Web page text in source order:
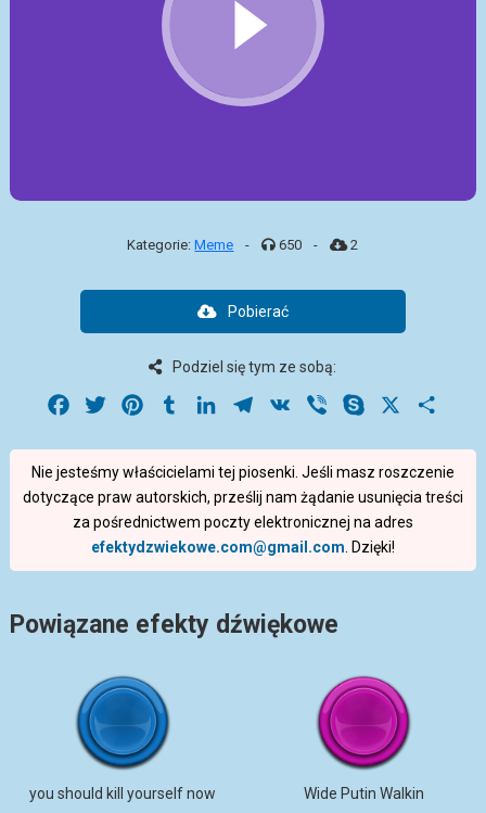
Kategorie:Meme - 650 - 2
Pobierać
Podziel się tym ze sobą:
Facebook
Twitter PinterestTumblrLinkedInTelegram
VK Viber Skype
Nie jesteśmy właścicielami tej piosenki. Jeśli masz roszczenie
dotyczące praw autorskich, prześlij nam żądanie usunięcia treści
za pośrednictwem poczty elektronicznej na adres
efektydzwiekowe.com@gmail.com . Dzięki!
Powiązane efekty dźwiękowe
you should kill yourself now Wide Putin Walkin